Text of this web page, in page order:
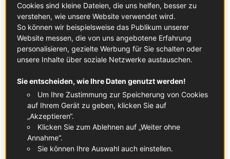
Smartere Reben, besserer Wein: KI
im Weinberg
Zunächst einmal könnte man sich fragen, was
Cookies sind kleine Dateien, die uns helfen, besser zu
verstehen, wie unsere Website verwendet wird.
So können wir beispielsweise das Publikum unserer
Website messen, die von uns angebotene Erfahrung
personalisieren, gezielte Werbung für Sie schalten oder
unsere Inhalte über soziale Netzwerke austauschen.
Sie entscheiden, wie Ihre Daten genutzt werden!
Um Ihre Zustimmung zur Speicherung von Cookies
auf Ihrem Gerät zu geben, klicken Sie auf
„Akzeptieren“.
Klicken Sie zum Ablehnen auf „Weiter ohne
Annahme“.
Sie können Ihre Auswahl auch einstellen.